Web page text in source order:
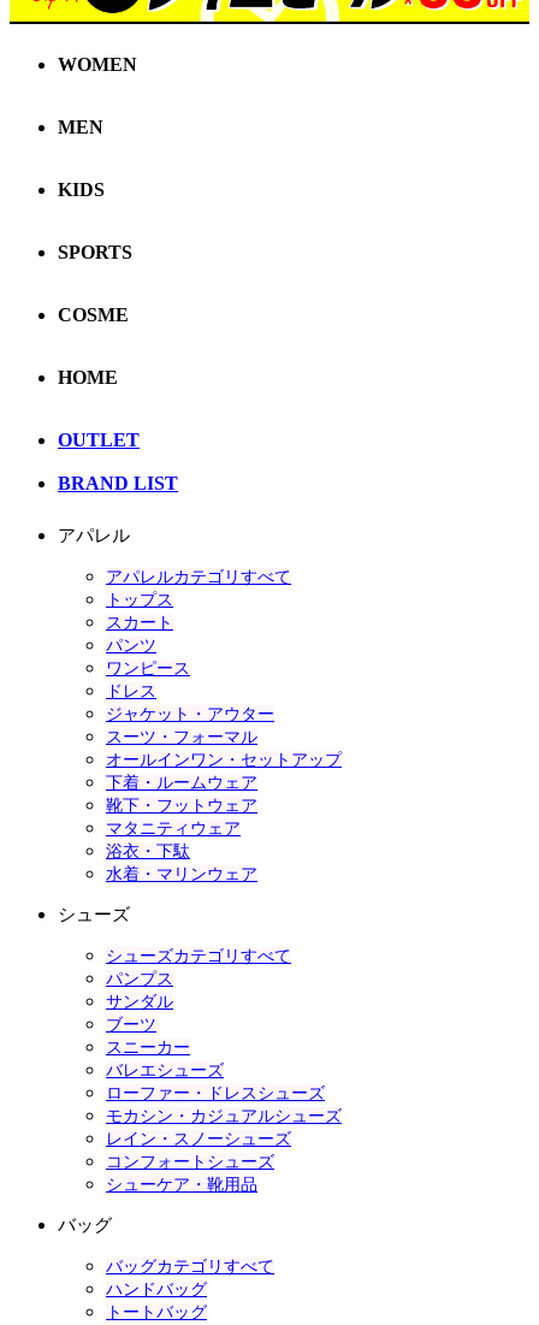
WOMEN
MEN
KIDS
SPORTS
COSME
HOME
OUTLET
BRAND LIST
アパレル
アパレルカテゴリすべて
トップス
スカート
パンツ
ワンピース
ドレス
ジャケット・アウター
スーツ・フォーマル
オールインワン・セットアップ
下着・ルームウェア
靴下・フットウェア
マタニティウェア
浴衣・下駄
水着・マリンウェア
シューズ
シューズカテゴリすべて
パンプス
サンダル
ブーツ
スニーカー
バレエシューズ
ローファー・ドレスシューズ
モカシン・カジュアルシューズ
レイン・スノーシューズ
コンフォートシューズ
シューケア・靴用品
バッグ
バッグカテゴリすべて
ハンドバッグ
トートバッグ